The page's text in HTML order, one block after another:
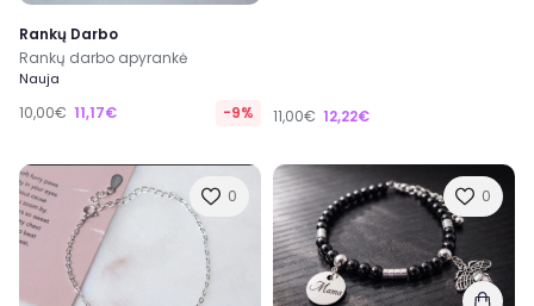
Rankų Darbo
Rankų darbo apyrankė
Nauja
10,00€ 11,17€ -9% 11,00€ 12,22€
0 0